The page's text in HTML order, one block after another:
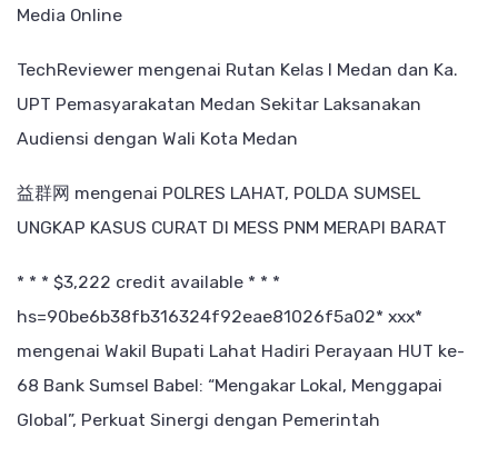
Media Online
TechReviewer mengenai Rutan Kelas I Medan dan Ka.
UPT Pemasyarakatan Medan Sekitar Laksanakan
Audiensi dengan Wali Kota Medan
益群网 mengenai POLRES LAHAT, POLDA SUMSEL
UNGKAP KASUS CURAT DI MESS PNM MERAPI BARAT
* * * $3,222 credit available * * *
hs=90be6b38fb316324f92eae81026f5a02* ххх*
mengenai Wakil Bupati Lahat Hadiri Perayaan HUT ke-
68 Bank Sumsel Babel: “Mengakar Lokal, Menggapai
Global”, Perkuat Sinergi dengan Pemerintah